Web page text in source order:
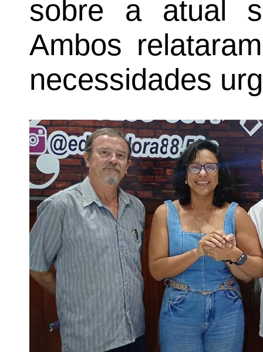
sobre a atual
Ambos
necessidades